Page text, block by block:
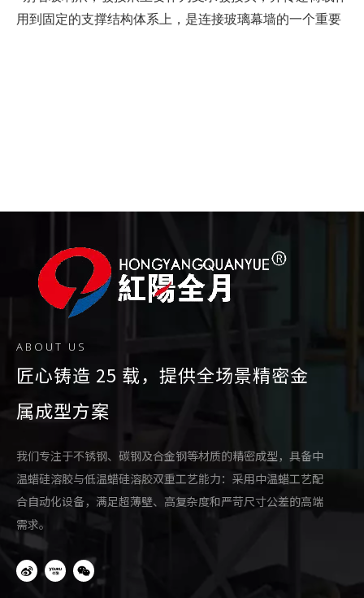
用到固定的支撑结构体系上，是连接玻璃幕墙的一个重要
好，可使室内空间和室外环境融合。驳接爪支承结构多
样，可满足不同建筑结构和装饰效果的需要。部分驳接爪
件采用球铰连接，具有吸收变形能力，在安全性上也有很
大的保障。
四爪，三爪，两爪90度，两爪180度，长单爪，短单爪，
K型爪，工字爪等。
不锈钢驳接爪的套件可分为：
1、四爪驳接爪(套)包括四个驳接头和一个转接件；
2、两爪驳接爪(套)包括90和180含两个驳接头和一个转接
件；
3、单八驳接爪(套)包括长单和短单含一个驳接头和一个
拨接爪。
ABOUT US
匠心铸造 25 载，提供全场景精密金
属成型方案
我们专注于不锈钢、碳钢及合金钢等材质的精密成型，具备中
温蜡硅溶胶与低温蜡硅溶胶双重工艺能力：采用中温蜡工艺配
合自动化设备，满足超薄壁、高复杂度和严苛尺寸公差的高端
需求。